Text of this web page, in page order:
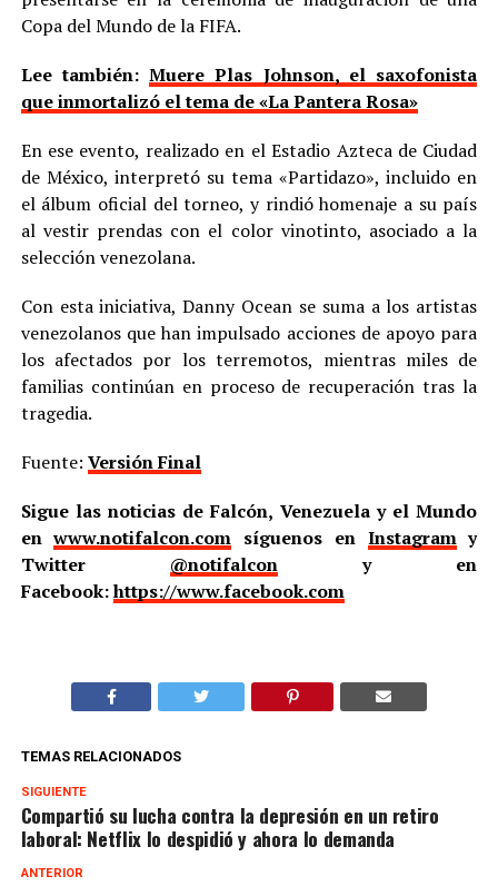
Copa del Mundo de la FIFA.
Lee también:Muere Plas Johnson, el saxofonista
que inmortalizó el tema de «La Pantera Rosa»
En ese evento, realizado en el Estadio Azteca de Ciudad
de México, interpretó su tema «Partidazo», incluido en
el álbum oficial del torneo, y rindió homenaje a su país
al vestir prendas con el color vinotinto, asociado a la
selección venezolana.
Con esta iniciativa, Danny Ocean se suma a los artistas
venezolanos que han impulsado acciones de apoyo para
los afectados por los terremotos, mientras miles de
familias continúan en proceso de recuperación tras la
tragedia.
Fuente: Versión Final
Sigue las noticias de Falcón, Venezuela y el Mundo
enwww.notifalcon.com síguenos en Instagramy
Twitter @notifalcony en
Facebook:https://www.facebook.com
TEMAS RELACIONADOS
SIGUIENTE
Compartió su lucha contra la depresión en un retiro
laboral: Netflix lo despidió y ahora lo demanda
ANTERIOR